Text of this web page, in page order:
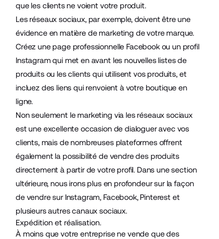
que les clients ne voient votre produit.
Les réseaux sociaux, par exemple, doivent être une
évidence en matière de marketing de votre marque.
Créez une page professionnelle Facebook ou un profil
Instagram qui met en avant les nouvelles listes de
produits ou les clients qui utilisent vos produits, et
incluez des liens qui renvoient à votre boutique en
ligne.
Non seulement le marketing via les réseaux sociaux
est une excellente occasion de dialoguer avec vos
clients, mais de nombreuses plateformes offrent
également la possibilité de vendre des produits
directement à partir de votre profil. Dans une section
ultérieure, nous irons plus en profondeur sur la façon
de vendre sur Instagram, Facebook, Pinterest et
plusieurs autres canaux sociaux.
Expédition et réalisation.
À moins que votre entreprise ne vende que des